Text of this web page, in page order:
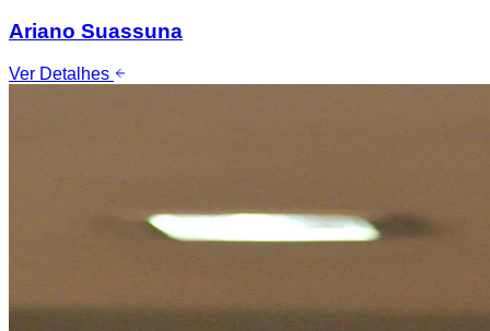
Ariano Suassuna
Ver Detalhes